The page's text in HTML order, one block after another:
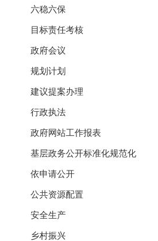
六稳六保
目标责任考核
政府会议
规划计划
建议提案办理
行政执法
政府网站工作报表
基层政务公开标准化规范化
依申请公开
公共资源配置
安全生产
乡村振兴